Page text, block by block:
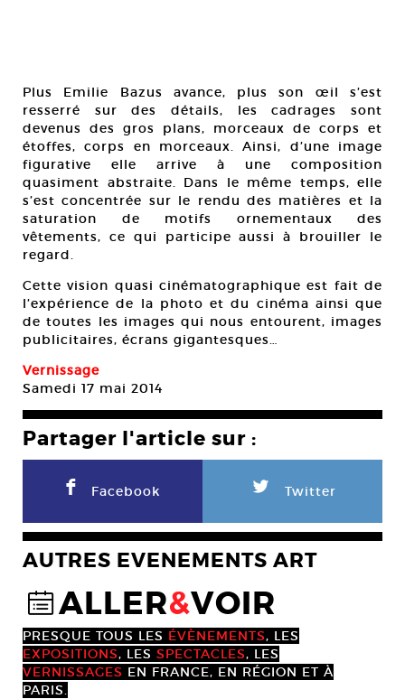
Plus Emilie Bazus avance, plus son œil s’est
resserré sur des détails, les cadrages sont
devenus des gros plans, morceaux de corps et
étoffes, corps en morceaux. Ainsi, d’une image
figurative elle arrive à une composition
quasiment abstraite. Dans le même temps, elle
s’est concentrée sur le rendu des matières et la
saturation de motifs ornementaux des
vêtements, ce qui participe aussi à brouiller le
regard.
Cette vision quasi cinématographique est fait de
l’expérience de la photo et du cinéma ainsi que
de toutes les images qui nous entourent, images
publicitaires, écrans gigantesques…
Vernissage
Samedi 17 mai 2014
Partager l'article sur :
F Facebook L Twitter
AUTRES EVENEMENTS ART
@ALLER&VOIR
PRESQUE TOUS LES ÉVÈNEMENTS, LES
EXPOSITIONS, LES SPECTACLES, LES
VERNISSAGES EN FRANCE, EN RÉGION ET À
PARIS.